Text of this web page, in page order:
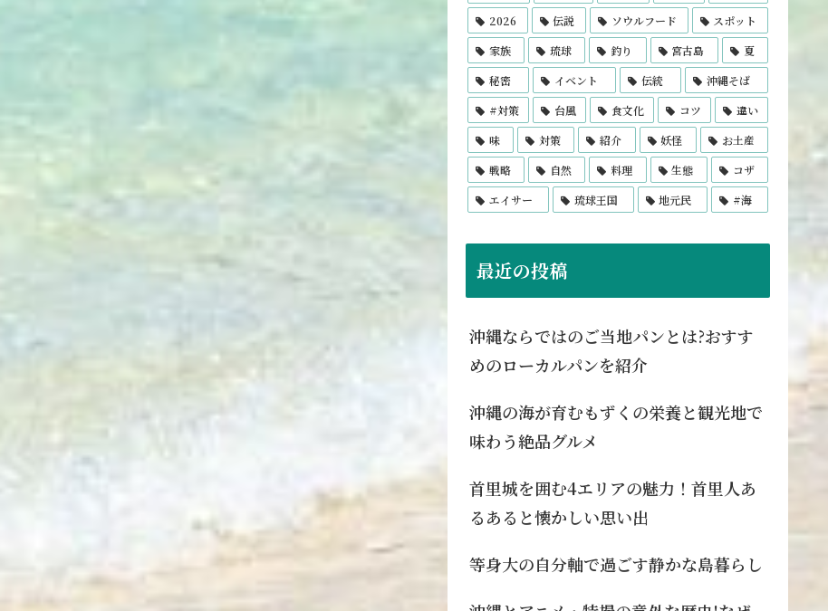
2026
伝説 ソウルフード
スポット
家族
琉球 釣り 宮古島
夏
秘密
イベント 伝統
沖縄そば
#対策
台風 食文化 コツ
違い
味
対策 紹介 妖怪
お土産
戦略
自然 料理 生態
コザ
エイサー
琉球王国 地元民 #海
最近の投稿
沖縄ならではのご当地パンとは?おすす
めのローカルパンを紹介
沖縄の海が育むもずくの栄養と観光地で
味わう絶品グルメ
首里城を囲む4エリアの魅力！首里人あ
るあると懐かしい思い出
等身大の自分軸で過ごす静かな島暮らし